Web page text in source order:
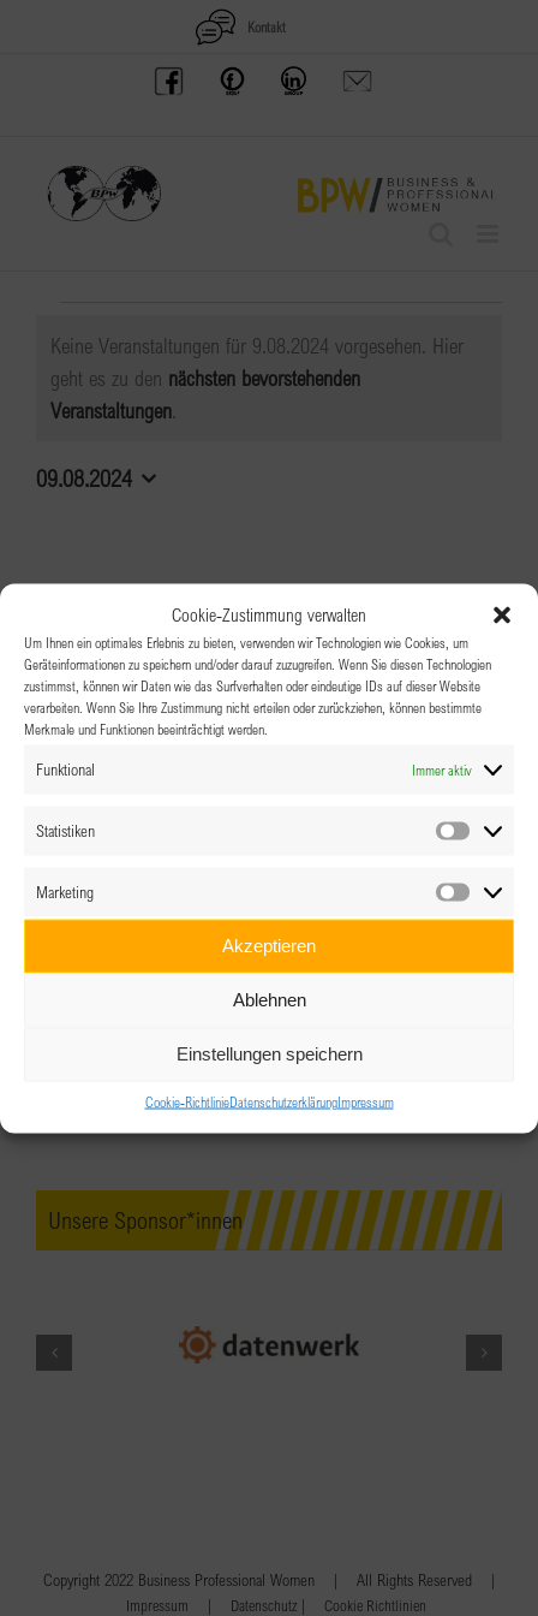
Cookie-Zustimmung verwalten
Um Ihnen ein optimales Erlebnis zu bieten, verwenden wir Technologien wie Cookies, um
Geräteinformationen zu speichern und/oder darauf zuzugreifen. Wenn Sie diesen Technologien
zustimmst, können wir Daten wie das Surfverhalten oder eindeutige IDs auf dieser Website
verarbeiten. Wenn Sie Ihre Zustimmung nicht erteilen oder zurückziehen, können bestimmte
Merkmale und Funktionen beeinträchtigt werden.
Funktional Immer aktiv
Statistiken
Marketing
Akzeptieren
Ablehnen
Einstellungen speichern
Cookie-RichtlinieDatenschutzerklärungImpressum
Kontakt
BPW
Austria
Offenes
Frauennetzwerk
BPW
Gruppe
Anfrage
schicken
Veranstaltungen
für
Hinweis
Keine Veranstaltungen für 9.08.2024 vorgesehen. Hier
geht es zu den nächsten bevorstehenden
Veranstaltungen.
09.08.2024
Unsere Sponsor*innen
Copyright 2022 Business Professional Women | All Rights Reserved |
Impressum | Datenschutz | Cookie Richtlinien